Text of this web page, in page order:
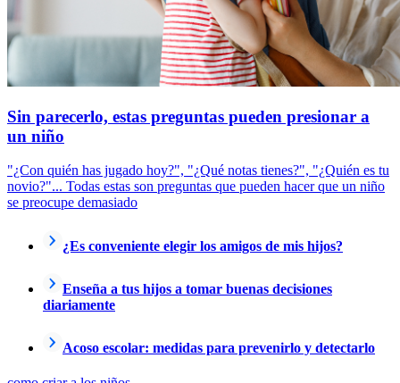
Sin parecerlo, estas preguntas pueden presionar a
un niño
"¿Con quién has jugado hoy?", "¿Qué notas tienes?", "¿Quién es tu
novio?"... Todas estas son preguntas que pueden hacer que un niño
se preocupe demasiado
¿Es conveniente elegir los amigos de mis hijos?
Enseña a tus hijos a tomar buenas decisiones
diariamente
Acoso escolar: medidas para prevenirlo y detectarlo